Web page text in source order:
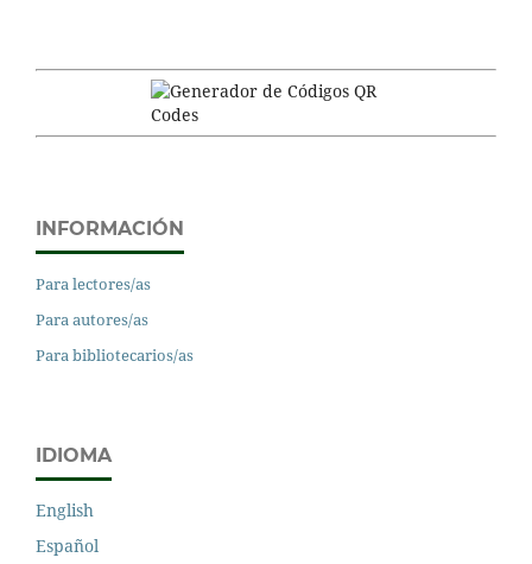
INFORMACIÓN
Para lectores/as
Para autores/as
Para bibliotecarios/as
IDIOMA
English
Español